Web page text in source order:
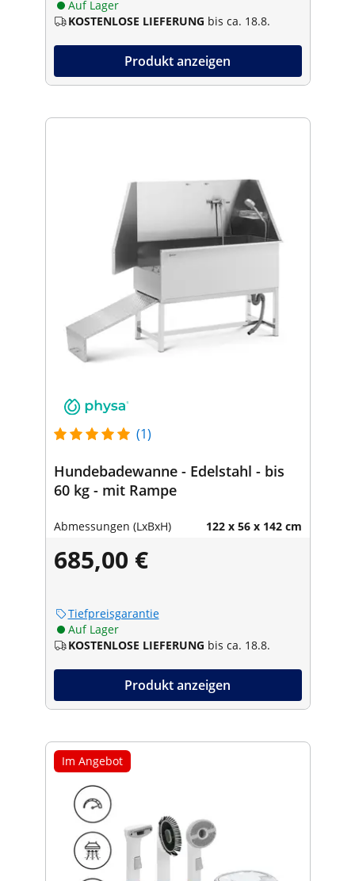
Auf Lager
KOSTENLOSE LIEFERUNG bis ca. 18.8.
Produkt anzeigen
(1)
Hundebadewanne - Edelstahl - bis
60 kg - mit Rampe
Abmessungen (LxBxH) 122 x 56 x 142 cm
685,00 €
Tiefpreisgarantie
Auf Lager
KOSTENLOSE LIEFERUNG bis ca. 18.8.
Produkt anzeigen
Im Angebot